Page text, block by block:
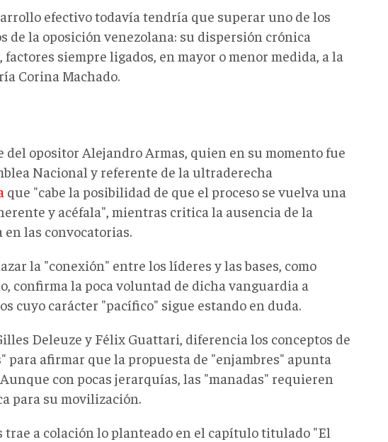
efectivo todavía tendría que superar uno de los
de la oposición venezolana: su dispersión crónica
, factores siempre ligados, en mayor o menor medida, a la
Corina Machado.
opositor Alejandro Armas, quien en su momento fue
Nacional y referente de la ultraderecha
que "cabe la posibilidad de que el proceso se vuelva una
y acéfala", mientras critica la ausencia de la
las convocatorias.
la "conexión" entre los líderes y las bases, como
confirma la poca voluntad de dicha vanguardia a
cuyo carácter "pacífico" sigue estando en duda.
Deleuze y Félix Guattari, diferencia los conceptos de
para afirmar que la propuesta de "enjambres" apunta
con pocas jerarquías, las "manadas" requieren
para su movilización.
trae a colación lo planteado en el capítulo titulado "El